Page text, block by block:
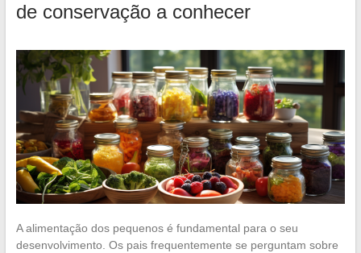
de conservação a conhecer
A alimentação dos pequenos é fundamental para o seu
desenvolvimento. Os pais frequentemente se perguntam sobre